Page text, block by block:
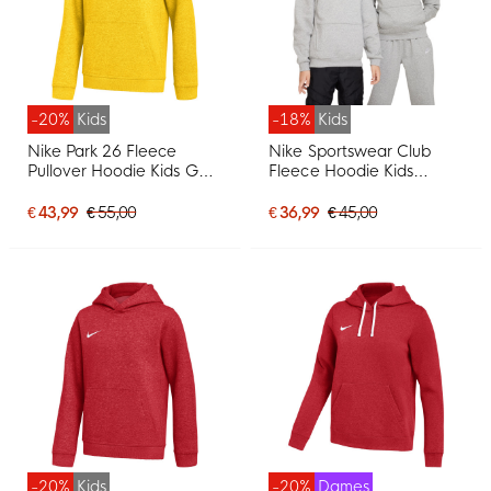
-20% Kids
Nike Park 26 Fleece
Pullover Hoodie Kids Geel
€ 43,99 € 55,00
-18% Kids
Nike Sportswear Club
Fleece Hoodie Kids
€ 36,99 € 45,00
-20% Kids -20% Dames